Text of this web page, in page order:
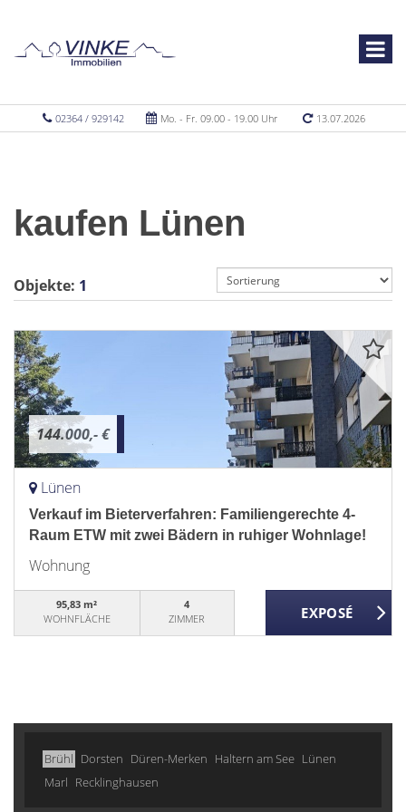
02364 / 929142 Mo. - Fr. 09.00 - 19.00 Uhr 13.07.2026
kaufen Lünen
Objekte: 1
144.000,- €
Lünen
Verkauf im Bieterverfahren: Familiengerechte 4-
Raum ETW mit zwei Bädern in ruhiger Wohnlage!
Wohnung
95,83 m²
WOHNFLÄCHE
4
ZIMMER
Brühl Dorsten Düren-Merken Haltern am See Lünen
Marl Recklinghausen